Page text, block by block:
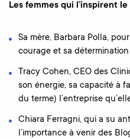
Les femmes qui l’inspirent
Sa mère, Barbara Polla,
courage et sa détermination
Tracy Cohen, CEO des
son énergie, sa capacité à
du terme) l’entreprise
Chiara Ferragni, qui a su
l’importance à venir des